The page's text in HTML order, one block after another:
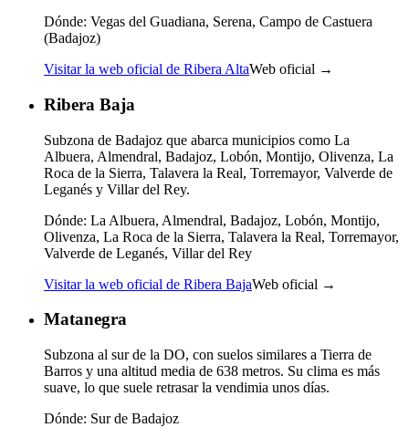
Dónde: Vegas del Guadiana, Serena, Campo de Castuera
(Badajoz)
Visitar la web oficial de Ribera AltaWeb oficial →
Ribera Baja
Subzona de Badajoz que abarca municipios como La
Albuera, Almendral, Badajoz, Lobón, Montijo, Olivenza, La
Roca de la Sierra, Talavera la Real, Torremayor, Valverde de
Leganés y Villar del Rey.
Dónde: La Albuera, Almendral, Badajoz, Lobón, Montijo,
Olivenza, La Roca de la Sierra, Talavera la Real, Torremayor,
Valverde de Leganés, Villar del Rey
Visitar la web oficial de Ribera BajaWeb oficial →
Matanegra
Subzona al sur de la DO, con suelos similares a Tierra de
Barros y una altitud media de 638 metros. Su clima es más
suave, lo que suele retrasar la vendimia unos días.
Dónde: Sur de Badajoz